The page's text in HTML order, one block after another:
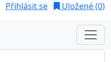
Přihlásit se Uložené (0)